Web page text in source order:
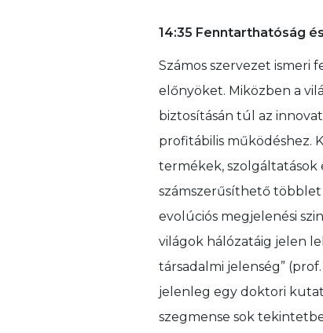
14:35 Fenntarthatóság
Számos szervezet ismeri
előnyöket. Miközben a
biztosításán túl az
profitábilis működéshez.
termékek, szolgáltatások
számszerűsíthető
evolúciós megjelenési
világok hálózatáig jelen
társadalmi jelenség”
jelenleg egy doktori
szegmense sok